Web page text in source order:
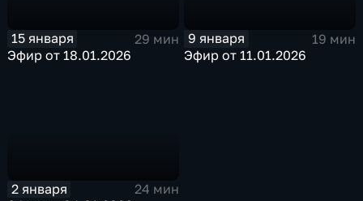
15 января
29 мин
Эфир от 18.01.2026
9 января
19 мин
Эфир от 11.01.2026
2 января
24 мин